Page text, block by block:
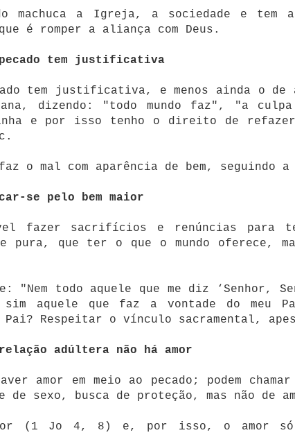
machuca a Igreja, a sociedade e tem
é romper a aliança com Deus.
pecado tem justificativa
tem justificativa, e menos ainda o de
dizendo: "todo mundo faz", "a culpa
e por isso tenho o direito de
o mal com aparência de bem, seguindo a
se pelo bem maior
fazer sacrifícios e renúncias para
pura, que ter o que o mundo oferece,
"Nem todo aquele que me diz ‘Senhor,
sim aquele que faz a vontade do
Pai? Respeitar o vínculo sacramental,
adúltera não há amor
amor em meio ao pecado; podem
de sexo, busca de proteção, mas não de
(1 Jo 4, 8) e, por isso, o amor só